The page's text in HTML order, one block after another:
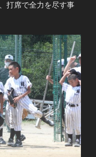
打席で全力を尽す事